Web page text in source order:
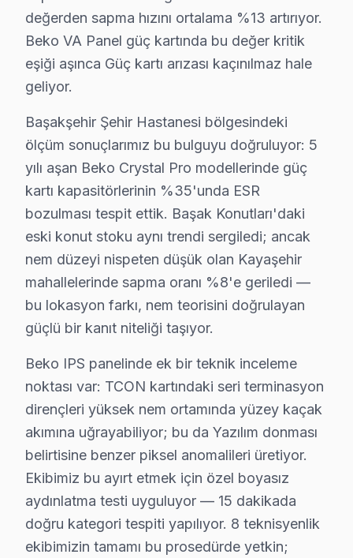
• LED backlight tamiri: ₺500 – ₺2.000
• Güç kartı (power board) tamiri: ₺400 – ₺1.200
Başakşehir'de fiyata dahil olanlar:
• İşçilik maliyeti
• 2 yıl garanti (parça + işçilik)
• Sigortalı taşıma (gerekirse)
Başakşehir'da Beko panel için fiyat almak: Hattımızı
Beko Onarım Garantisi – Başakşehir Müşteri
Beko TV Servis Garanti Belgesi – Yazılı ve İmzalı Güvence
Başakşehir'da Beko LED TV tamiri yaptıranlar için
Başakşehir'de her onarımda ne sağlıyoruz?
• Başakşehir'de kullanılan orijinal parçalar için 2 yıl
• Aynı sorunun tekrarı → Başakşehir'de ücretsiz
• Resmi fatura + garanti belgesi (kağıt/dijital)
Başakşehir'de garanti süreci nasıl işler?
Onarım bittikten sonra Başakşehir servisimizde
Başakşehir'da Beko servisi sonrası güvende olun.
Hızlı Beko TV Onarımı – Başakşehir Aynı Gün
değerden sapma hızını ortalama %13 artırıyor.
Beko VA Panel güç kartında bu değer kritik
eşiği aşınca Güç kartı arızası kaçınılmaz hale
geliyor.
Başakşehir Şehir Hastanesi bölgesindeki
ölçüm sonuçlarımız bu bulguyu doğruluyor: 5
yılı aşan Beko Crystal Pro modellerinde güç
kartı kapasitörlerinin %35'unda ESR
bozulması tespit ettik. Başak Konutları'daki
eski konut stoku aynı trendi sergiledi; ancak
nem düzeyi nispeten düşük olan Kayaşehir
mahallelerinde sapma oranı %8'e geriledi —
bu lokasyon farkı, nem teorisini doğrulayan
güçlü bir kanıt niteliği taşıyor.
Beko IPS panelinde ek bir teknik inceleme
noktası var: TCON kartındaki seri terminasyon
dirençleri yüksek nem ortamında yüzey kaçak
akımına uğrayabiliyor; bu da Yazılım donması
belirtisine benzer piksel anomalileri üretiyor.
Ekibimiz bu ayırt etmek için özel boyasız
aydınlatma testi uyguluyor — 15 dakikada
doğru kategori tespiti yapılıyor. 8 teknisyenlik
ekibimizin tamamı bu prosedürde yetkin;